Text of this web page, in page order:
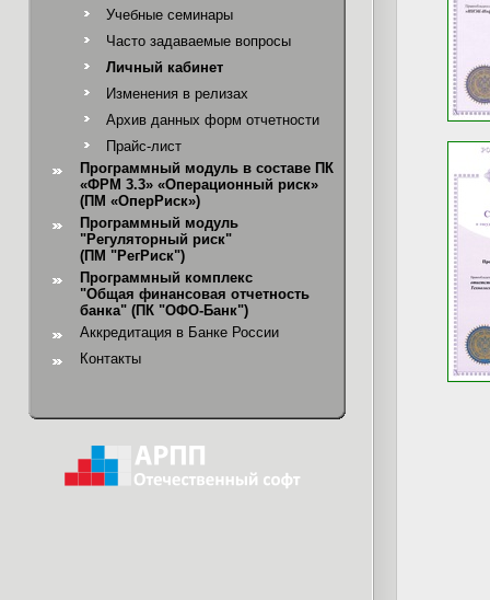
Учебные семинары
Часто задаваемые вопросы
Личный кабинет
Изменения в релизах
Архив данных форм отчетности
Прайс-лист
Программный модуль в составе ПК
«ФРМ 3.3» «Операционный риск»
(ПМ «ОперРиск»)
Программный модуль
"Регуляторный риск"
(ПМ "РегРиск")
Программный комплекс
"Общая финансовая отчетность
банка" (ПК "ОФО-Банк")
Аккредитация в Банке России
Контакты